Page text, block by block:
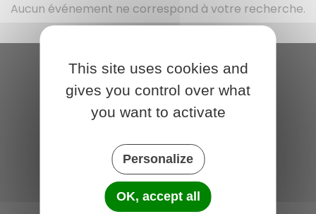
Aucun événement ne correspond à votre recherche.
Bio Seulles
13 rue du Temple
14470 Courseulles-sur-Mer
Horaires
Jeudi :
17h30 - 19h30
This site uses cookies and
gives you control over what
you want to activate
Personalize
OK, accept all